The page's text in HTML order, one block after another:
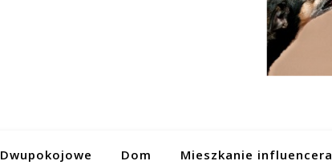
Dwupokojowe Dom Mieszkanie influencera